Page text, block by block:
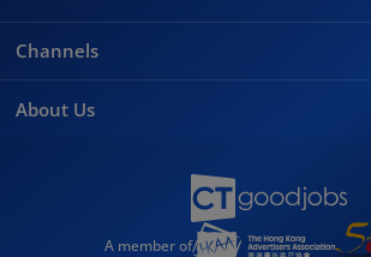
Channels
About Us
A member of